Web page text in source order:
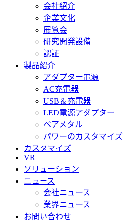
会社紹介
企業文化
展覧会
研究開発設備
認証
製品紹介
アダプター電源
AC充電器
USB＆充電器
LED電源アダプター
ベアメタル
パワーのカスタマイズ
カスタマイズ
VR
ソリューション
ニュース
会社ニュース
業界ニュース
お問い合わせ